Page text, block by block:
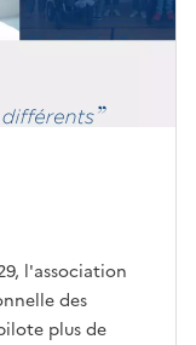
l'association
des
plus de